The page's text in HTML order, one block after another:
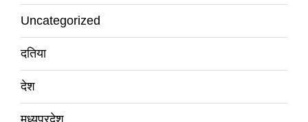
Uncategorized
दतिया
देश